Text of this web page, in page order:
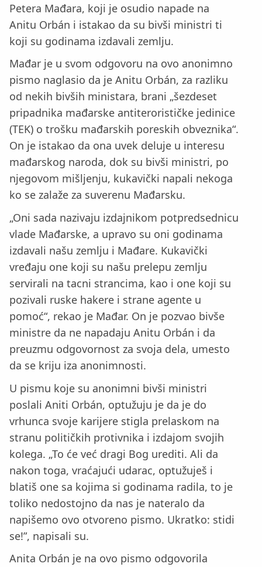
Petera Mađara, koji je osudio napade na
Anitu Orbán i istakao da su bivši ministri ti
koji su godinama izdavali zemlju.
Mađar je u svom odgovoru na ovo anonimno
pismo naglasio da je Anitu Orbán, za razliku
od nekih bivših ministara, brani „šezdeset
pripadnika mađarske antiterorističke jedinice
(TEK) o trošku mađarskih poreskih obveznika“.
On je istakao da ona uvek deluje u interesu
mađarskog naroda, dok su bivši ministri, po
njegovom mišljenju, kukavički napali nekoga
ko se zalaže za suverenu Mađarsku.
„Oni sada nazivaju izdajnikom potpredsednicu
vlade Mađarske, a upravo su oni godinama
izdavali našu zemlju i Mađare. Kukavički
vređaju one koji su našu prelepu zemlju
servirali na tacni strancima, kao i one koji su
pozivali ruske hakere i strane agente u
pomoć“, rekao je Mađar. On je pozvao bivše
ministre da ne napadaju Anitu Orbán i da
preuzmu odgovornost za svoja dela, umesto
da se kriju iza anonimnosti.
U pismu koje su anonimni bivši ministri
poslali Aniti Orbán, optužuju je da je do
vrhunca svoje karijere stigla prelaskom na
stranu političkih protivnika i izdajom svojih
kolega. „To će već dragi Bog urediti. Ali da
nakon toga, vraćajući udarac, optužuješ i
blatiš one sa kojima si godinama radila, to je
toliko nedostojno da nas je nateralo da
napišemo ovo otvoreno pismo. Ukratko: stidi
se!”, napisali su.
Anita Orbán je na ovo pismo odgovorila